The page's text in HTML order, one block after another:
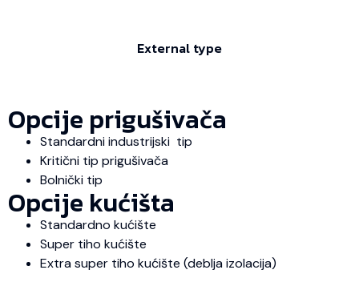
External type
Opcije prigušivača
Standardni industrijski tip
Kritični tip prigušivača
Bolnički tip
Opcije kućišta
Standardno kućište
Super tiho kućište
Extra super tiho kućište (deblja izolacija)